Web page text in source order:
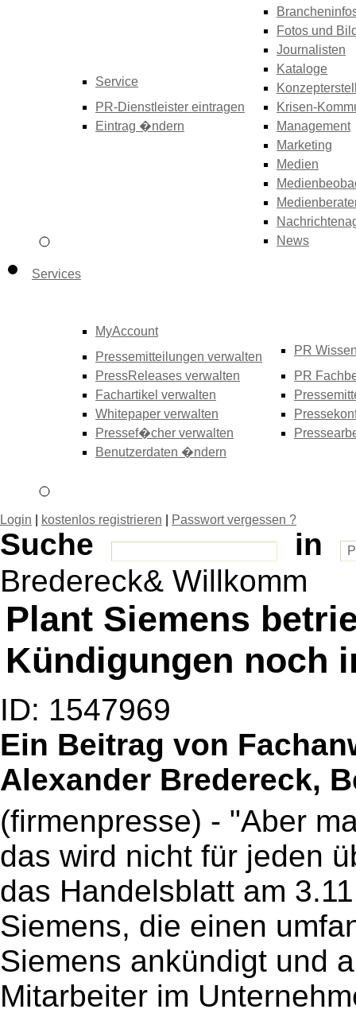
Service
PR-Dienstleister eintragen
Eintrag �ndern
Fotos und
Journalisten
Kataloge
Krisen-
Management
Marketing
Medien
News
Services
MyAccount
Pressemitteilungen verwalten
PressReleases verwalten
Fachartikel verwalten
Whitepaper verwalten
Pressef�cher verwalten
Benutzerdaten �ndern
PR
PR
Login kostenlos registrieren Passwort vergessen ?
Suche
in
Bredereck& Willkomm
Plant Siemens
Kündigungen noch
ID: 1547969
Ein Beitrag von
Alexander Bredereck,
(firmenpresse) - "Aber
das wird nicht für jeden
das Handelsblatt am
Siemens, die einen
Siemens ankündigt und
Mitarbeiter im